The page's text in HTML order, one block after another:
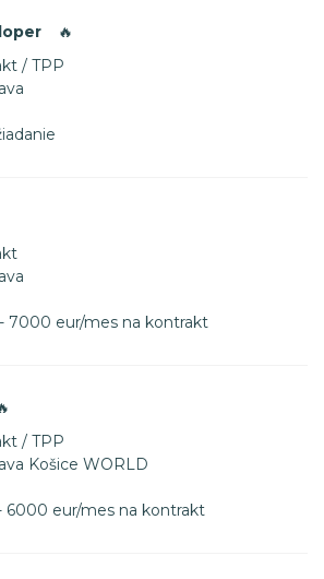
🔥
/ TPP
7000 eur/mes na kontrakt
/ TPP
Košice WORLD
6000 eur/mes na kontrakt